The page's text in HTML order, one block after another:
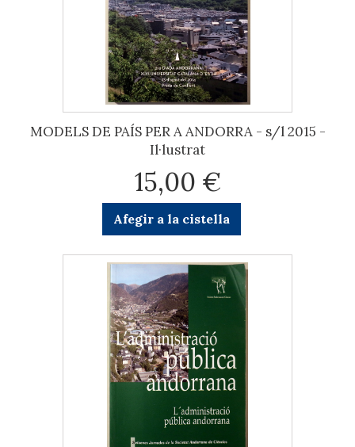
MODELS DE PAÍS PER A ANDORRA - s/l 2015 -
Il·lustrat
15,00 €
Afegir a la cistella